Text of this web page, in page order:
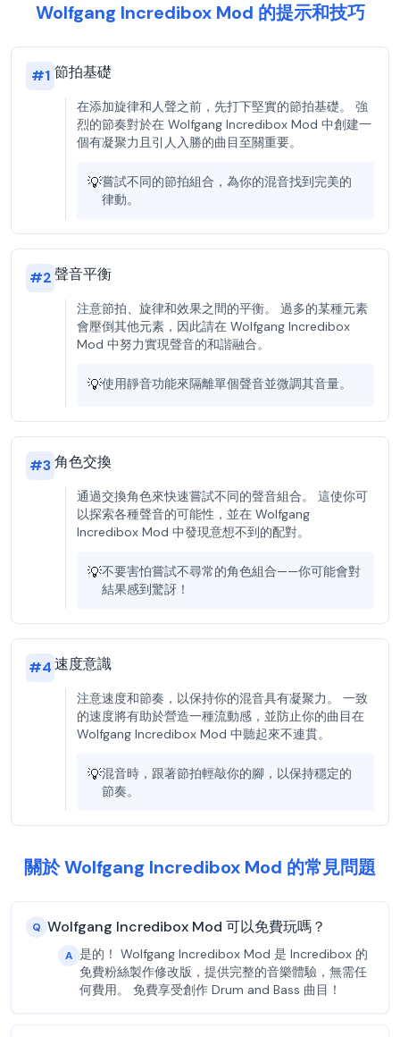
Wolfgang Incredibox Mod 的提示和技巧
#1 節拍基礎
在添加旋律和人聲之前，先打下堅實的節拍基礎。 強
烈的節奏對於在 Wolfgang Incredibox Mod 中創建一
個有凝聚力且引人入勝的曲目至關重要。
💡嘗試不同的節拍組合，為你的混音找到完美的
律動。
#2聲音平衡
注意節拍、旋律和效果之間的平衡。 過多的某種元素
會壓倒其他元素，因此請在 Wolfgang Incredibox
Mod 中努力實現聲音的和諧融合。
💡使用靜音功能來隔離單個聲音並微調其音量。
#3角色交換
通過交換角色來快速嘗試不同的聲音組合。 這使你可
以探索各種聲音的可能性，並在 Wolfgang
Incredibox Mod 中發現意想不到的配對。
💡不要害怕嘗試不尋常的角色組合——你可能會對
結果感到驚訝！
#4速度意識
注意速度和節奏，以保持你的混音具有凝聚力。 一致
的速度將有助於營造一種流動感，並防止你的曲目在
Wolfgang Incredibox Mod 中聽起來不連貫。
💡混音時，跟著節拍輕敲你的腳，以保持穩定的
節奏。
關於 Wolfgang Incredibox Mod 的常見問題
Q Wolfgang Incredibox Mod 可以免費玩嗎？
A 是的！ Wolfgang Incredibox Mod 是 Incredibox 的
免費粉絲製作修改版，提供完整的音樂體驗，無需任
何費用。 免費享受創作 Drum and Bass 曲目！